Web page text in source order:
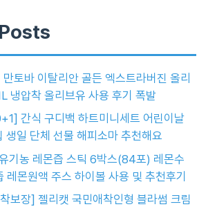
토바 이탈리안 골든 엑스트라버진 올리
냉압착 올리브유 사용 후기 폭발
간식 구디백 하트미니세트 어린이날
생일 단체 선물 해피소마 추천해요
기농 레몬즙 스틱 6박스(84포) 레몬수
몬원액 주스 하이볼 사용 및 추천후기
보장] 젤리캣 국민애착인형 블라썸 크림